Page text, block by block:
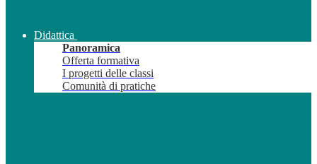
Didattica
Panoramica
Offerta formativa
I progetti delle classi
Comunità di pratiche